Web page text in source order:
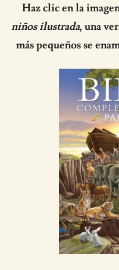
Haz clic en la
niños ilustrada, una
más pequeños se